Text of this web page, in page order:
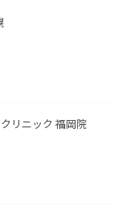
リニック 福岡院